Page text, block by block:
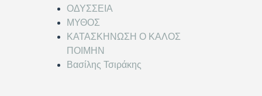
ΟΔΥΣΣΕΙΑ
ΜΥΘΟΣ
ΚΑΤΑΣΚΗΝΩΣΗ Ο ΚΑΛΟΣ
ΠΟΙΜΗΝ
Βασίλης Τσιράκης